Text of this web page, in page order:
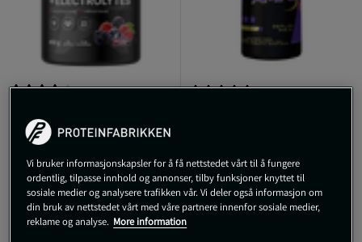
Ultimate EAA +
Electrolytes
+ 1 variant
349 kr Kjøp
STACKER2Europe
459 kr
Vi bruker informasjonskapsler for å få nettstedet vårt til å fungere
ordentlig, tilpasse innhold og annonser, tilby funksjoner knyttet til
sosiale medier og analysere trafikken vår. Vi deler også informasjon om
din bruk av nettstedet vårt med våre partnere innenfor sosiale medier,
reklame og analyse. More information